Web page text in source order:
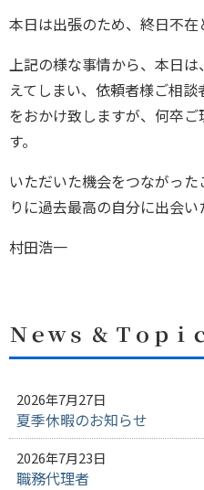
本日は出張のため、終日不在
上記の様な事情から、本日
えてしまい、依頼者様ご相
をおかけ致しますが、何卒
す。
いただいた機会をつながっ
りに過去最高の自分に出会い
村田浩一
Ｎｅｗｓ ＆ Ｔｏｐｉ
2026年7月27日
夏季休暇のお知らせ
2026年7月23日
職務代理者